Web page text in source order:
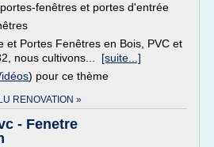
fenêtres et portes d'entrée
et Portes Fenêtres en Bois, PVC et
nous cultivons... [suite...]
) pour ce thème
RENOVATION »
- Fenetre